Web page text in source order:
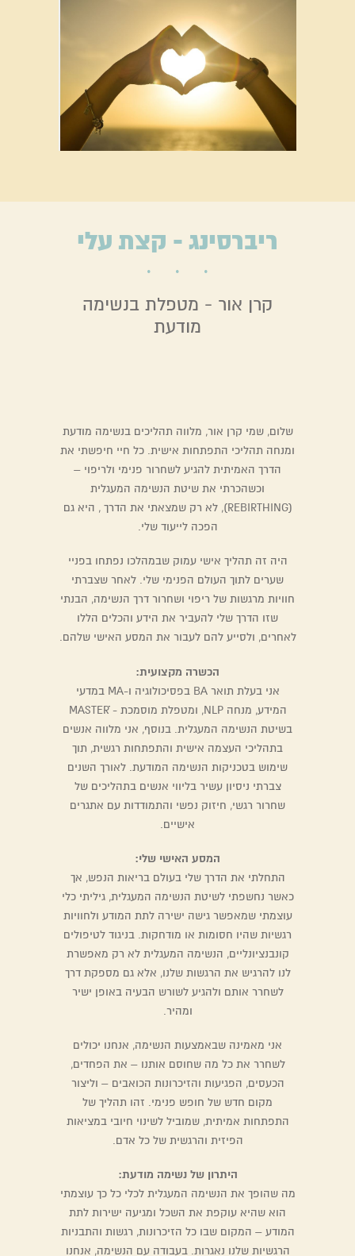
ריברסינג - קצת עלי
קרן אור - מטפלת בנשימה
מודעת
שלום, שמי קרן אור, מלווה תהליכים בנשימה מודעת
ומנחה תהליכי התפתחות אישית. כל חיי חיפשתי את
הדרך האמיתית להגיע לשחרור פנימי ולריפוי –
וכשהכרתי את שיטת הנשימה המעגלית
(REBIRTHING), לא רק שמצאתי את הדרך , היא גם
הפכה לייעוד שלי.
היה זה תהליך אישי עמוק שבמהלכו נפתחו בפניי
שערים לתוך העולם הפנימי שלי. לאחר שצברתי
חוויות מרגשות של ריפוי ושחרור דרך הנשימה, הבנתי
שזו הדרך שלי להעביר את הידע והכלים הללו
לאחרים, ולסייע להם לעבור את המסע האישי שלהם.
הכשרה מקצועית:
אני בעלת תואר BA בפסיכולוגיה ו-MA במדעי
המידע, מנחה NLP, ומטפלת מוסמכת - MASTERֹׁׂׂׂ
בשיטת הנשימה המעגלית. בנוסף, אני מלווה אנשים
בתהליכי העצמה אישית והתפתחות רגשית, תוך
שימוש בטכניקות הנשימה המודעת. לאורך השנים
צברתי ניסיון עשיר בליווי אנשים בתהליכים של
שחרור רגשי, חיזוק נפשי והתמודדות עם אתגרים
אישיים.
המסע האישי שלי:
התחלתי את הדרך שלי בעולם בריאות הנפש, אך
כאשר נחשפתי לשיטת הנשימה המעגלית, גיליתי כלי
עוצמתי שמאפשר גישה ישירה לתת המודע ולחוויות
רגשיות שהיו חסומות או מודחקות. בניגוד לטיפולים
קונבנציונליים, הנשימה המעגלית לא רק מאפשרת
לנו להרגיש את הרגשות שלנו, אלא גם מספקת דרך
לשחרר אותם ולהגיע לשורש הבעיה באופן ישיר
ומהיר.
אני מאמינה שבאמצעות הנשימה, אנחנו יכולים
לשחרר את כל מה שחוסם אותנו – את הפחדים,
הכעסים, הפגיעות והזיכרונות הכואבים – וליצור
מקום חדש של חופש פנימי. זהו תהליך של
התפתחות אמיתית, שמוביל לשינוי חיובי במציאות
הפיזית והרגשית של כל אדם.
היתרון של נשימה מודעת:
מה שהופך את הנשימה המעגלית לכלי כל כך עוצמתי
הוא שהיא עוקפת את השכל ומגיעה ישירות לתת
המודע – המקום שבו כל הזיכרונות, רגשות והתבניות
הרגשיות שלנו נאגרות. בעבודה עם הנשימה, אנחנו